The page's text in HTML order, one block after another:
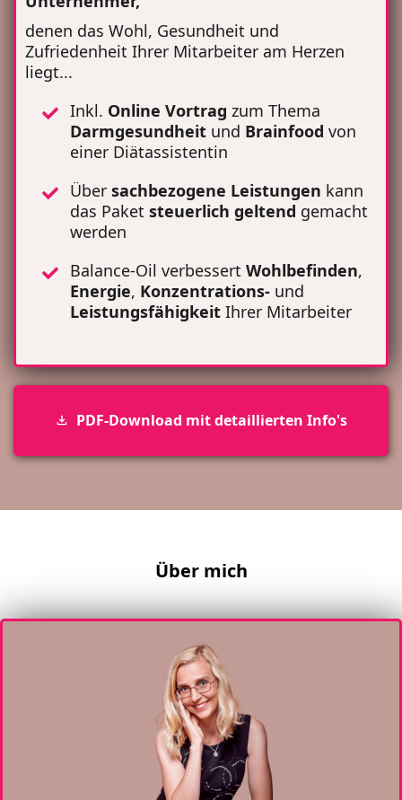
denen das Wohl, Gesundheit und
Zufriedenheit Ihrer Mitarbeiter am Herzen
liegt...
Inkl. Online Vortrag zum Thema
Darmgesundheit und Brainfood von
einer Diätassistentin
Über sachbezogene Leistungen kann
das Paket steuerlich geltend gemacht
werden
Balance-Oil verbessert Wohlbefinden,
Energie, Konzentrations- und
Leistungsfähigkeit Ihrer Mitarbeiter
PDF-Download mit detaillierten Info's
Über mich